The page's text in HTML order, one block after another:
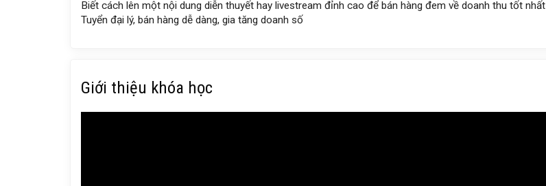
Biết cách lên một nội dung diễn thuyết hay livestream đỉnh cao để bán hàng đem về doanh thu tốt nhất
Tuyển đại lý, bán hàng dễ dàng, gia tăng doanh số
Giới thiệu khóa học